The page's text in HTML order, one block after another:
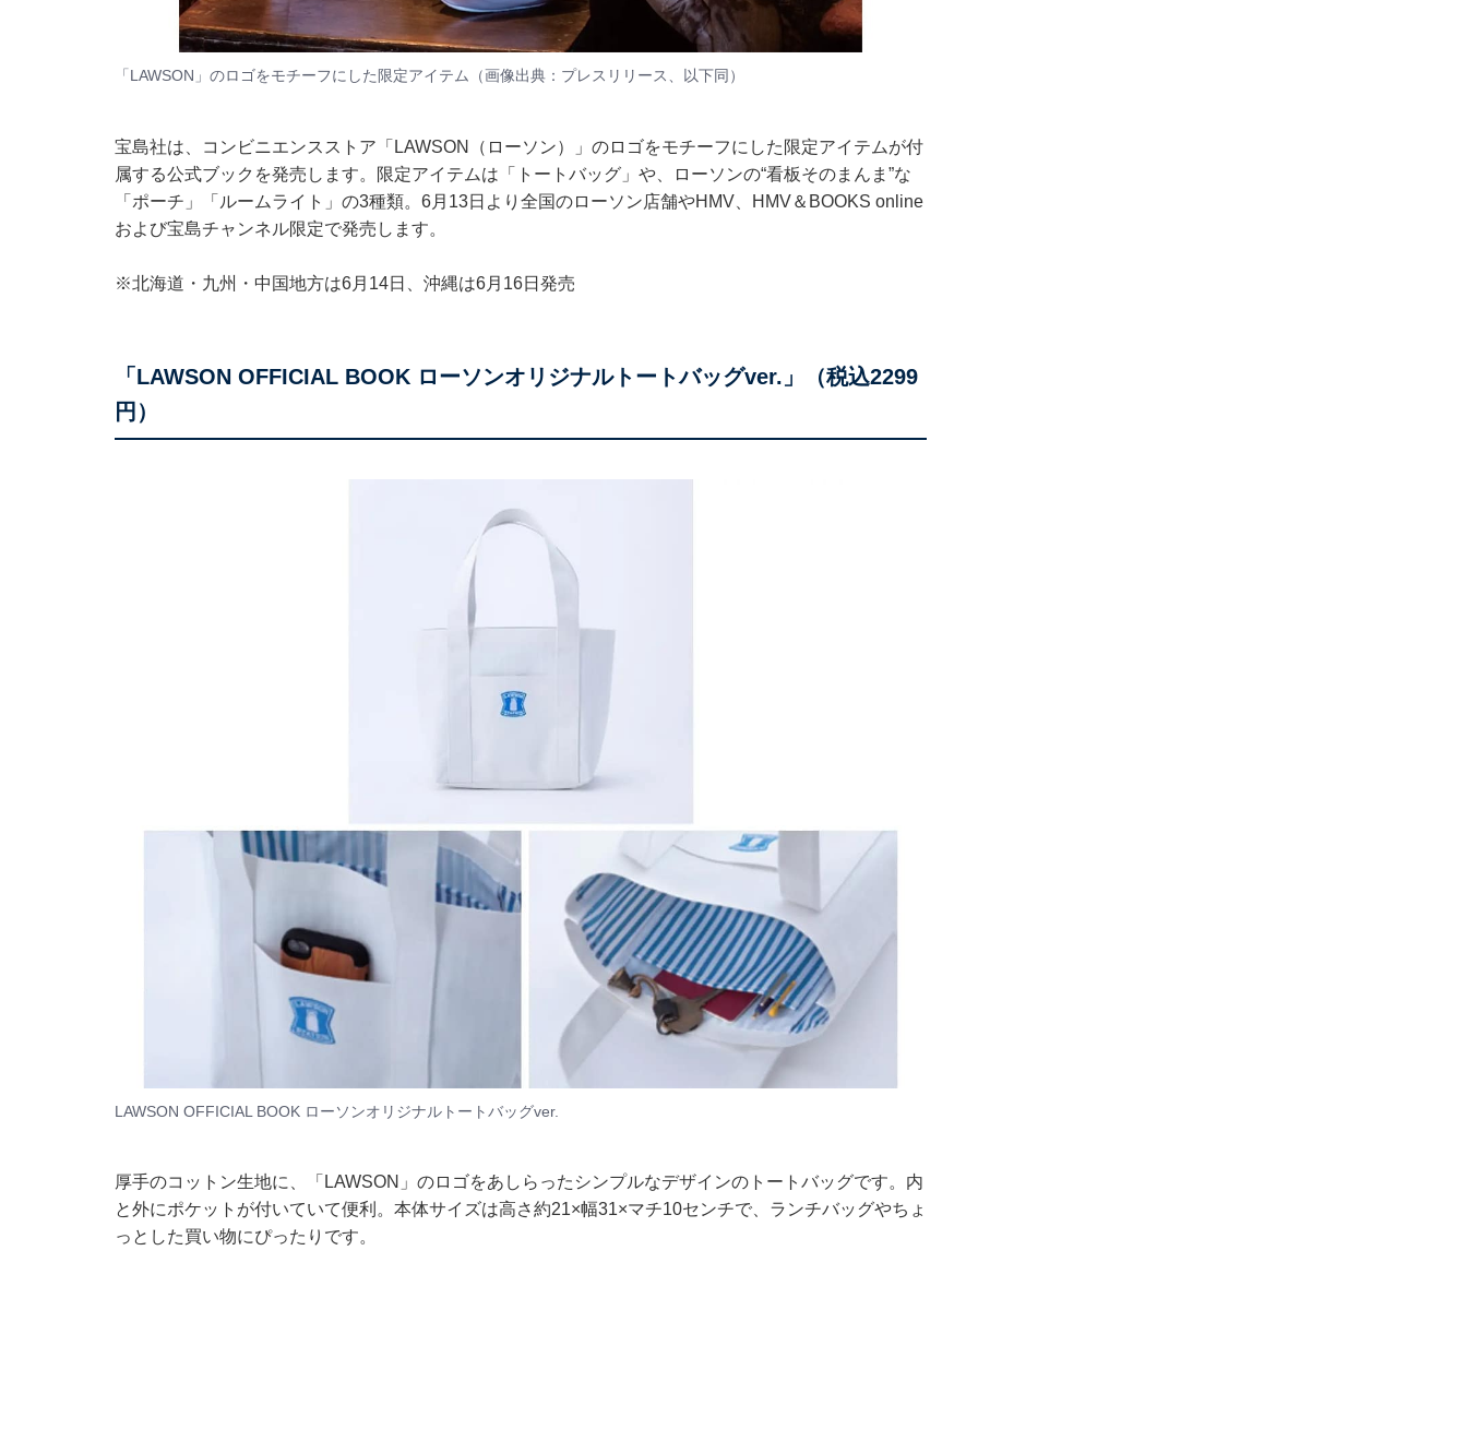
「LAWSON」のロゴをモチーフにした限定アイテム（画像出典： プレスリリース、以下同）
宝島社は、コンビニエンスストア「LAWSON（ローソン）」のロゴをモチーフにした限定アイテムが付
属する公式ブックを発売します。限定アイテムは「トートバッグ」や、ローソンの“看板そのまんま”な
「ポーチ」「ルームライト」の3種類。6月13日より全国のローソン店舗やHMV、HMV＆BOOKS online
および宝島チャンネル限定で発売します。
※北海道・九州・中国地方は6月14日、沖縄は6月16日発売
「LAWSON OFFICIAL BOOK ローソンオリジナルトートバッグver.」（税込2299
円）
LAWSON OFFICIAL BOOK ローソンオリジナルトートバッグver.
厚手のコットン生地に、「LAWSON」のロゴをあしらったシンプルなデザインのトートバッグです。内
と外にポケットが付いていて便利。本体サイズは高さ約21×幅31×マチ10センチで、ランチバッグやちょ
っとした買い物にぴったりです。